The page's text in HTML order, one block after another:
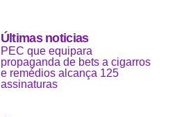
Últimas noticias
PEC que equipara
propaganda de bets a cigarros
e remédios alcança 125
assinaturas